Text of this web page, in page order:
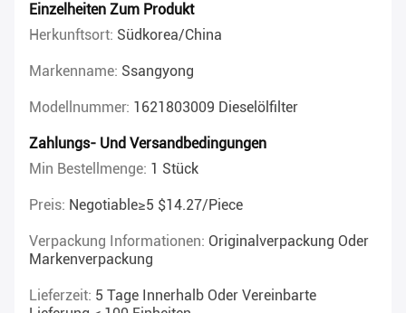
Einzelheiten Zum Produkt
Herkunftsort: Südkorea/China
Markenname: Ssangyong
Modellnummer: 1621803009 Dieselölfilter
Zahlungs- Und Versandbedingungen
Min Bestellmenge: 1 Stück
Preis: Negotiable≥5 $14.27/piece
Verpackung Informationen: Originalverpackung Oder
Markenverpackung
Lieferzeit: 5 Tage Innerhalb Oder Vereinbarte